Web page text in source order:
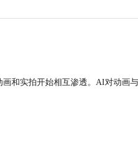
和实拍开始相互渗透。AI对动画